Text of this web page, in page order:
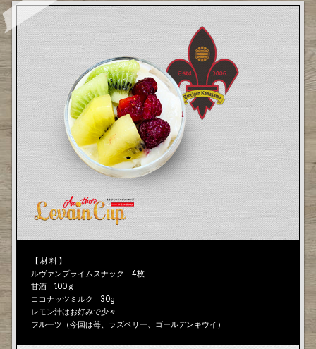
【 材 料 】
ルヴァンプライムスナック 4枚
甘酒 100ｇ
ココナッツミルク 30g
レモン汁はお好みで少々
フルーツ（今回は苺、ラズベリー、ゴールデンキウイ）